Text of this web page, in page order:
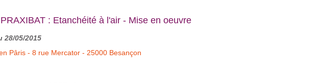
: Etanchéité à l'air - Mise en oeuvre
28/05/2015
Pâris - 8 rue Mercator - 25000 Besançon